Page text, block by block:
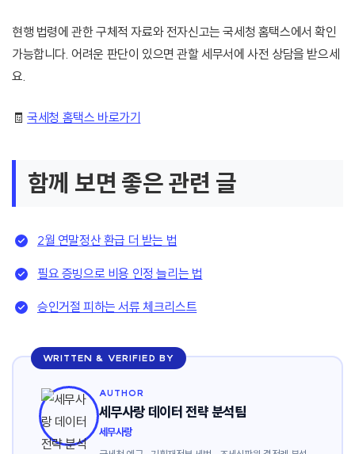
현행 법령에 관한 구체적 자료와 전자신고는 국세청 홈택스에서 확인
가능합니다. 어려운 판단이 있으면 관할 세무서에 사전 상담을 받으세
요.
🧾국세청 홈택스 바로가기
함께 보면 좋은 관련 글
2월 연말정산 환급 더 받는 법
필요 증빙으로 비용 인정 늘리는 법
승인거절 피하는 서류 체크리스트
WRITTEN & VERIFIED BY
AUTHOR
세무사랑 데이터 전략 분석팀
세무사랑